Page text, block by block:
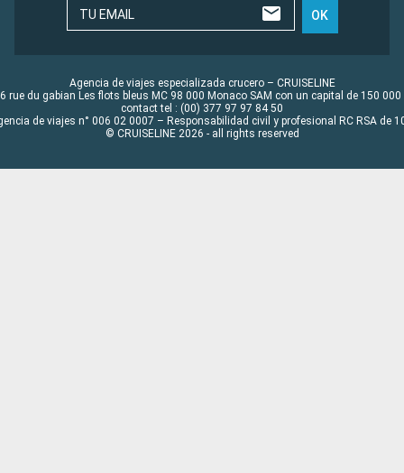
TU EMAIL OK
Agencia de viajes especializada crucero – CRUISELINE
rue du gabian Les flots bleus MC 98 000 Monaco SAM con un capital de 150 000
contact tel : (00) 377 97 97 84 50
de viajes n° 006 02 0007 – Responsabilidad civil y profesional RC RSA de
© CRUISELINE 2026 - all rights reserved